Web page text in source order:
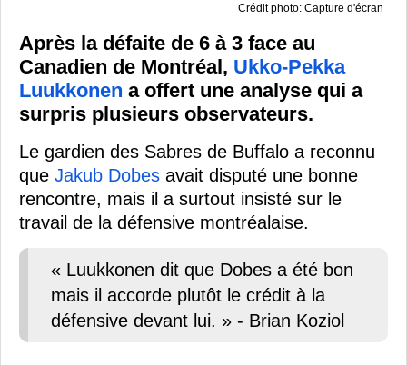
Crédit photo: Capture d'écran
Après la défaite de 6 à 3 face au
Canadien de Montréal, Ukko-Pekka
Luukkonen a offert une analyse qui a
surpris plusieurs observateurs.
Le gardien des Sabres de Buffalo a reconnu
que Jakub Dobes avait disputé une bonne
rencontre, mais il a surtout insisté sur le
travail de la défensive montréalaise.
« Luukkonen dit que Dobes a été bon
mais il accorde plutôt le crédit à la
défensive devant lui. » - Brian Koziol